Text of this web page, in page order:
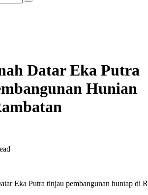
Datar Eka Putra
Hunian
Eka Putra tinjau pembangunan huntap di